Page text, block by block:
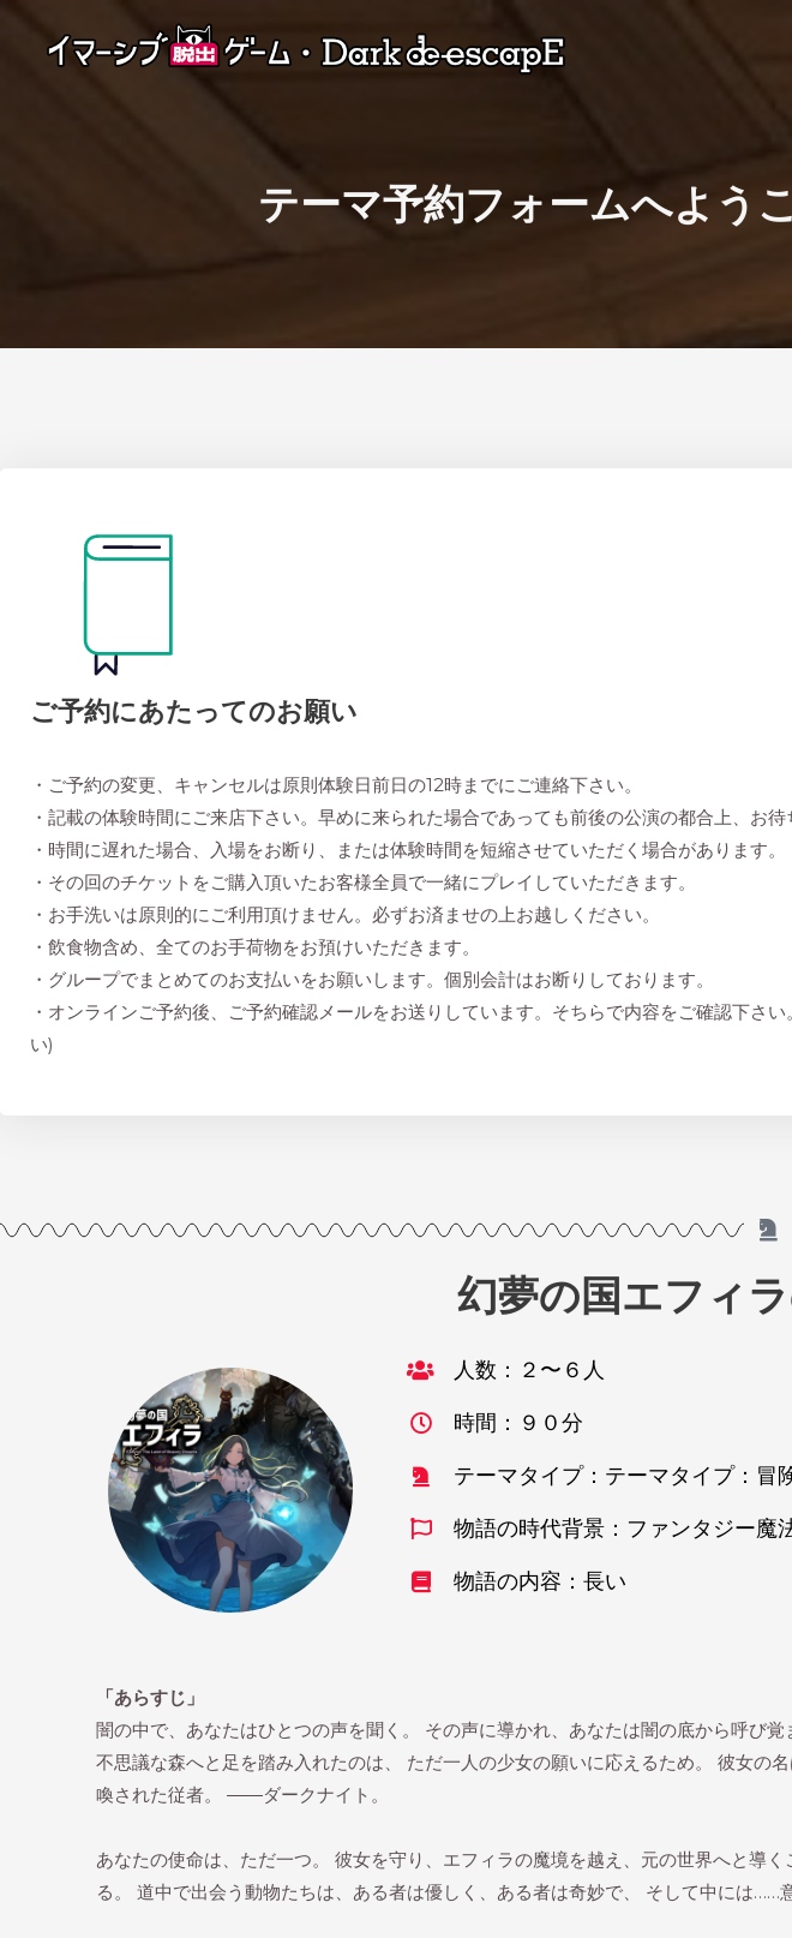
テーマ予約フォームへよう
ご予約にあたってのお願い
・ご予約の変更、キャンセルは原則体験日前日の12時までにご連絡下さい。
・記載の体験時間にご来店下さい。早めに来られた場合であっても前後の公演の都合上、お待
・時間に遅れた場合、入場をお断り、または体験時間を短縮させていただく場合があります。
・その回のチケットをご購入頂いたお客様全員で一緒にプレイしていただきます。
・お手洗いは原則的にご利用頂けません。必ずお済ませの上お越しください。
・飲食物含め、全てのお手荷物をお預けいただきます。
・グループでまとめてのお支払いをお願いします。個別会計はお断りしております。
・オンラインご予約後、ご予約確認メールをお送りしています。そちらで内容をご確認下さ
い)
幻夢の国エフィ
人数：２〜６人
時間：９０分
テーマタイプ：テーマタイプ：冒
物語の時代背景：ファンタジー魔
物語の内容：長い
「あらすじ」
闇の中で、あなたはひとつの声を聞く。 その声に導かれ、あなたは闇の底から呼び覚
不思議な森へと足を踏み入れたのは、 ただ一人の少女の願いに応えるため。 彼女
喚された従者。 ――ダークナイト。
あなたの使命は、ただ一つ。 彼女を守り、エフィラの魔境を越え、元の世界へと導
る。 道中で出会う動物たちは、ある者は優しく、ある者は奇妙で、 そして中には……